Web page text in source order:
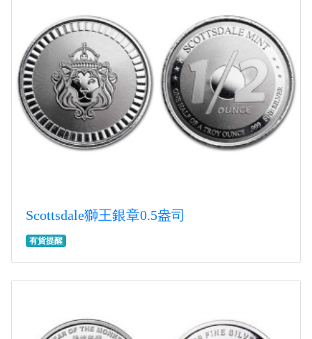
Scottsdale獅王銀章0.5盎司
有貨提醒